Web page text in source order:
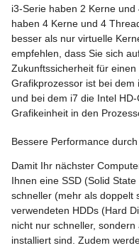
i3-Serie haben 2 Kerne
haben 4 Kerne und 4
besser als nur virtuelle
empfehlen, dass Sie sich
Zukunftssicherheit für
Grafikprozessor ist bei
und bei dem i7 die Intel
Grafikeinheit in den
Bessere Performance
Damit Ihr nächster
Ihnen eine SSD (Solid
schneller (mehr als doppelt
verwendeten HDDs (Hard
nicht nur schneller,
installiert sind. Zudem